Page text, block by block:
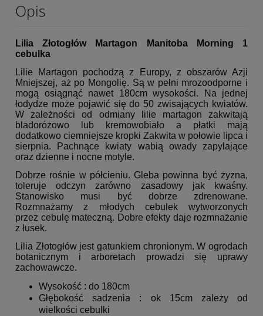
Opis
Lilia Złotogłów Martagon Manitoba Morning 1
cebulka
Lilie Martagon pochodzą z Europy, z obszarów Azji
Mniejszej, aż po Mongolię. Są w pełni mrozoodporne i
mogą osiągnąć nawet 180cm wysokości. Na jednej
łodydze może pojawić się do 50 zwisających kwiatów.
W zależności od odmiany lilie martagon zakwitają
bladoróżowo lub kremowobiało a płatki mają
dodatkowo ciemniejsze kropki Zakwita w połowie lipca i
sierpnia. Pachnące kwiaty wabią owady zapylające
oraz dzienne i nocne motyle.
Dobrze rośnie w półcieniu. Gleba powinna być żyzna,
toleruje odczyn zarówno zasadowy jak kwaśny.
Stanowisko musi być dobrze zdrenowane.
Rozmnażamy z młodych cebulek wytworzonych
przez cebulę mateczną. Dobre efekty daje rozmnażanie
z łusek.
Lilia Złotogłów jest gatunkiem chronionym. W ogrodach
botanicznym i arboretach prowadzi się uprawy
zachowawcze.
Wysokość : do 180cm
Głębokość sadzenia : ok 15cm zależy od
wielkości cebulki